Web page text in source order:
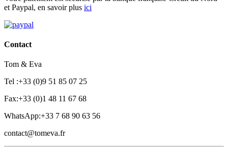
et Paypal, en savoir plus ici
Contact
Tom & Eva
Tel :+33 (0)9 51 85 07 25
Fax:+33 (0)1 48 11 67 68
WhatsApp:+33 7 68 90 63 56
contact@tomeva.fr